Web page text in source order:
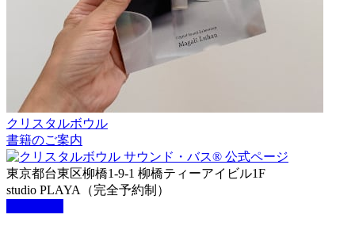
クリスタルボウル
書籍のご案内
東京都台東区柳橋1-9-1 柳橋ティーアイビル1F
studio PLAYA（完全予約制）